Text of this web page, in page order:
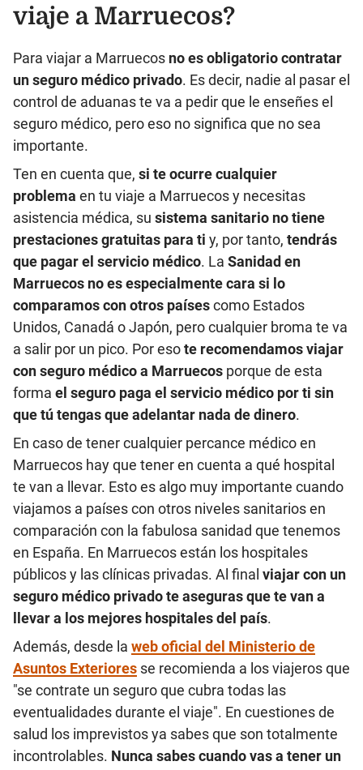
viaje a Marruecos?
Para viajar a Marruecos no es obligatorio contratar
un seguro médico privado. Es decir, nadie al pasar el
control de aduanas te va a pedir que le enseñes el
seguro médico, pero eso no significa que no sea
importante.
Ten en cuenta que, si te ocurre cualquier
problema en tu viaje a Marruecos y necesitas
asistencia médica, su sistema sanitario no tiene
prestaciones gratuitas para ti y, por tanto, tendrás
que pagar el servicio médico. La Sanidad en
Marruecos no es especialmente cara si lo
comparamos con otros paísescomo Estados
Unidos, Canadá o Japón, pero cualquier broma te va
a salir por un pico. Por esote recomendamos viajar
con seguro médico a Marruecos porque de esta
forma el seguro paga el servicio médico por ti sin
que tú tengas que adelantar nada de dinero.
En caso de tener cualquier percance médico en
Marruecos hay que tener en cuenta a qué hospital
te van a llevar. Esto es algo muy importante cuando
viajamos a países con otros niveles sanitarios en
comparación con la fabulosa sanidad que tenemos
en España. En Marruecos están los hospitales
públicos y las clínicas privadas. Al final viajar con un
seguro médico privado te aseguras que te van a
llevar a los mejores hospitales del país.
Además, desde la web oficial del Ministerio de
Asuntos Exteriores se recomienda a los viajeros que
"se contrate un seguro que cubra todas las
eventualidades durante el viaje". En cuestiones de
salud los imprevistos ya sabes que son totalmente
incontrolables. Nunca sabes cuando vas a tener un